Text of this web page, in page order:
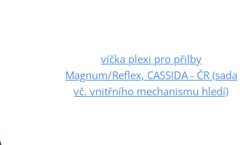
víčka plexi pro přilby
Magnum/Reflex, CASSIDA - ČR (sada
vč. vnitřního mechanismu hledí)